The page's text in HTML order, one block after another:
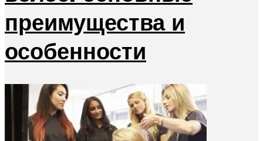
преимущества и
особенности